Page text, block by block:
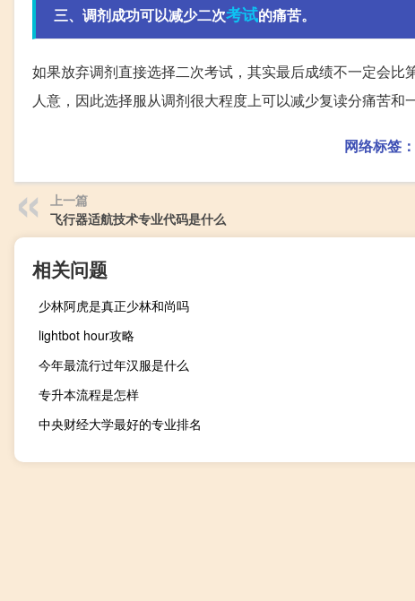
三、调剂成功可以减少二次考试的痛苦。
如果放弃调剂直接选择二次考试，其实最后成绩不一定会
人意，因此选择服从调剂很大程度上可以减少复读分痛苦和
网络标签：
上一篇
飞行器适航技术专业代码是什么
相关问题
少林阿虎是真正少林和尚吗
lightbot hour攻略
今年最流行过年汉服是什么
专升本流程是怎样
中央财经大学最好的专业排名